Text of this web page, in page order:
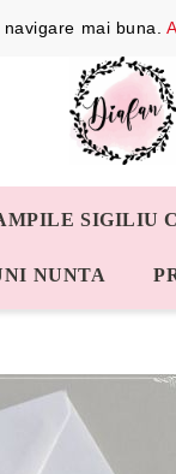
SIGILIU
NUNTA
navigare mai buna.